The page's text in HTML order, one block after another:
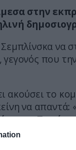
στην
να
που
ακούσει το
να απαντά:
«Τον
, ήταν η επόμενη